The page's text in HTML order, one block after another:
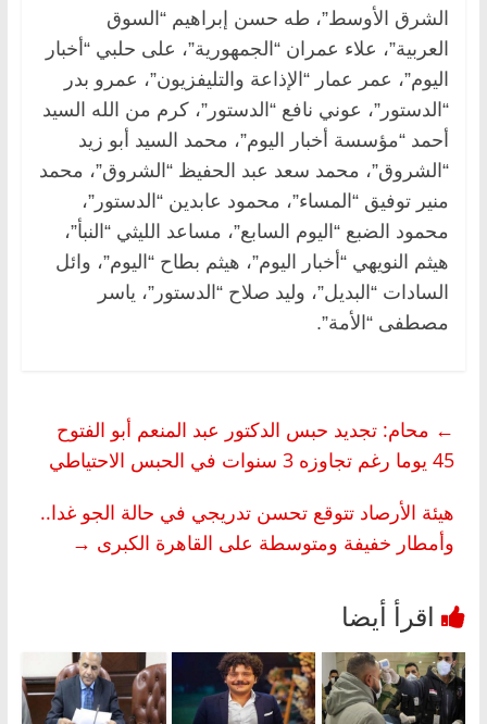
الشرق الأوسط”، طه حسن إبراهيم “السوق
العربية”، علاء عمران “الجمهورية”، على حلبي “أخبار
اليوم”، عمر عمار “الإذاعة والتليفزيون”، عمرو بدر
“الدستور”، عوني نافع “الدستور”، كرم من الله السيد
أحمد “مؤسسة أخبار اليوم”، محمد السيد أبو زيد
“الشروق”، محمد سعد عبد الحفيظ “الشروق”، محمد
منير توفيق “المساء”، محمود عابدين “الدستور”،
محمود الضبع “اليوم السابع”، مساعد الليثي “النبأ”،
هيثم النويهي “أخبار اليوم”، هيثم بطاح “اليوم”، وائل
السادات “البديل”، وليد صلاح “الدستور”، ياسر
مصطفى “الأمة”.
← محام: تجديد حبس الدكتور عبد المنعم أبو الفتوح
45 يوما رغم تجاوزه 3 سنوات في الحبس الاحتياطي
هيئة الأرصاد تتوقع تحسن تدريجي في حالة الجو غدا..
وأمطار خفيفة ومتوسطة على القاهرة الكبرى →